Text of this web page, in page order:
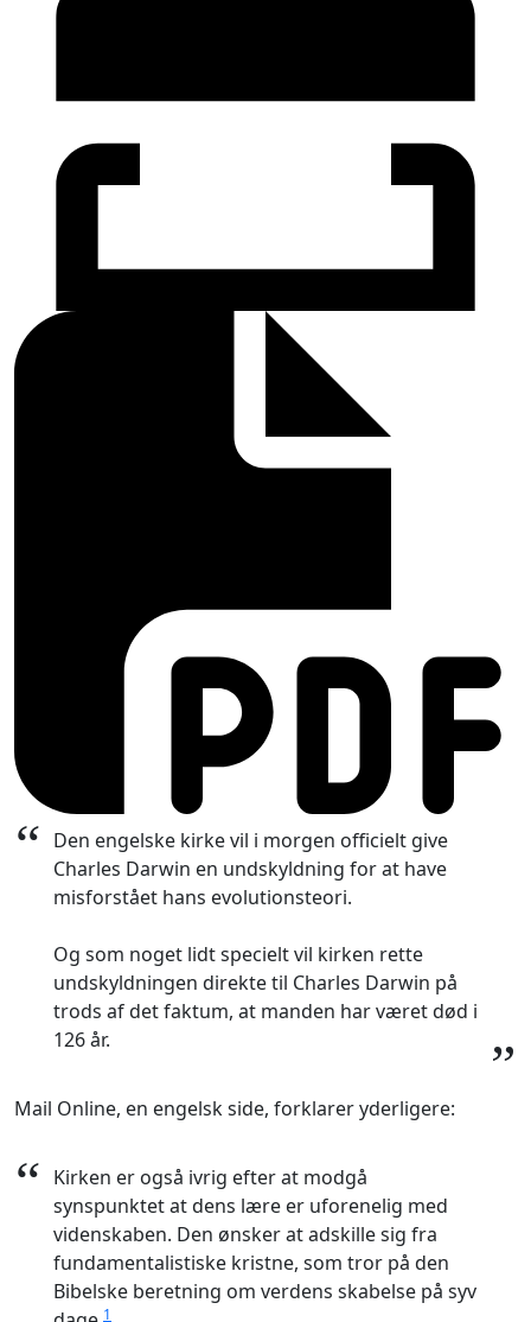
“ Den engelske kirke vil i morgen officielt give
Charles Darwin en undskyldning for at have
misforstået hans evolutionsteori.
Og som noget lidt specielt vil kirken rette
undskyldningen direkte til Charles Darwin på
trods af det faktum, at manden har været død i
126 år.
”
Mail Online, en engelsk side, forklarer yderligere:
“ Kirken er også ivrig efter at modgå
synspunktet at dens lære er uforenelig med
videnskaben. Den ønsker at adskille sig fra
fundamentalistiske kristne, som tror på den
Bibelske beretning om verdens skabelse på syv
1